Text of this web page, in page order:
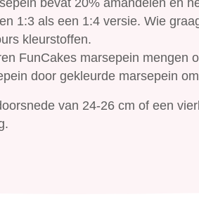
bevat 20% amandelen en
1:3 als een 1:4 versie. Wie
kleurstoffen.
FunCakes marsepein mengen
door gekleurde marsepein
van 24-26 cm of een